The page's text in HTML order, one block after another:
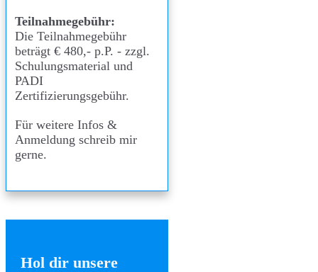
Teilnahmegebühr:
Die Teilnahmegebühr
beträgt € 480,- p.P. - zzgl.
Schulungsmaterial und
PADI
Zertifizierungsgebühr.
Für weitere Infos &
Anmeldung schreib mir
gerne.
Hol dir unsere